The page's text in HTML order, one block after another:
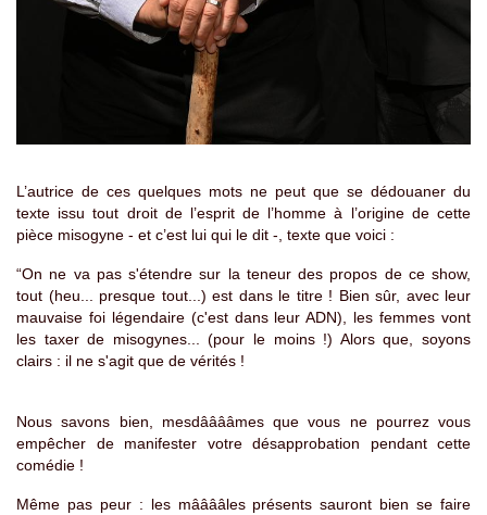
L’autrice de ces quelques mots ne peut que se dédouaner du
texte issu tout droit de l’esprit de l’homme à l’origine de cette
pièce misogyne - et c’est lui qui le dit -, texte que voici :
“On ne va pas s'étendre sur la teneur des propos de ce show,
tout (heu... presque tout...) est dans le titre ! Bien sûr, avec leur
mauvaise foi légendaire (c'est dans leur ADN), les femmes vont
les taxer de misogynes... (pour le moins !) Alors que, soyons
clairs : il ne s'agit que de vérités !
Nous savons bien, mesdââââmes que vous ne pourrez vous
empêcher de manifester votre désapprobation pendant cette
comédie !
Même pas peur : les mââââles présents sauront bien se faire